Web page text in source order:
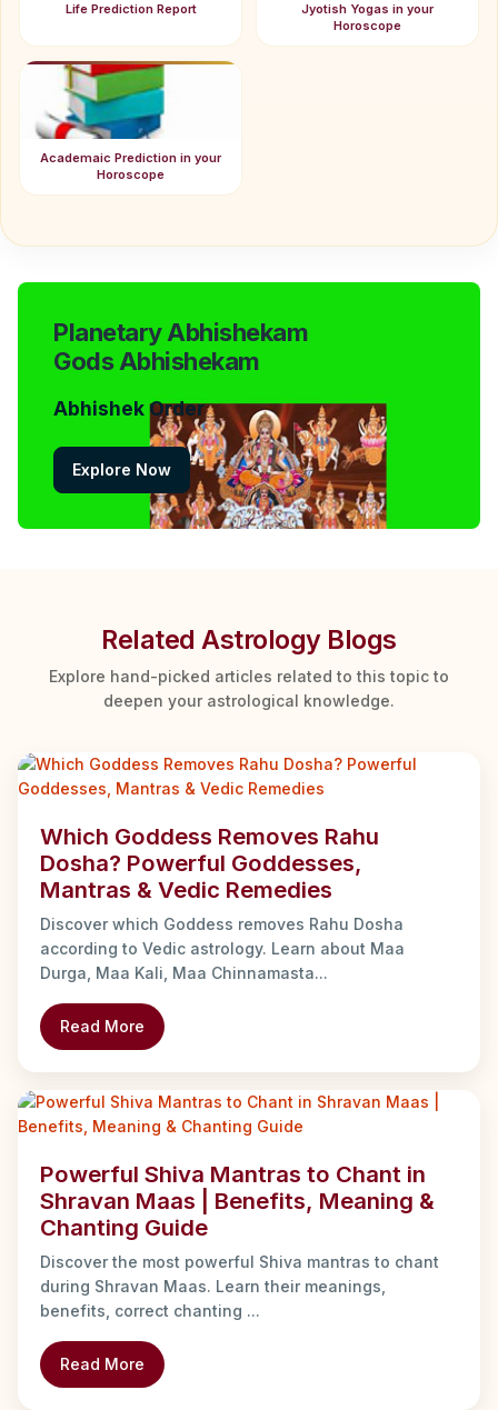
Life Prediction Report
Jyotish Yogas in your
Horoscope
Academaic Prediction in your
Horoscope
Planetary Abhishekam
Gods Abhishekam
Abhishek Order
Explore Now
Related Astrology Blogs
Explore hand-picked articles related to this topic to
deepen your astrological knowledge.
Which Goddess Removes Rahu
Dosha? Powerful Goddesses,
Mantras & Vedic Remedies
Discover which Goddess removes Rahu Dosha
according to Vedic astrology. Learn about Maa
Durga, Maa Kali, Maa Chinnamasta...
Read More
Powerful Shiva Mantras to Chant in
Shravan Maas | Benefits, Meaning &
Chanting Guide
Discover the most powerful Shiva mantras to chant
during Shravan Maas. Learn their meanings,
benefits, correct chanting ...
Read More